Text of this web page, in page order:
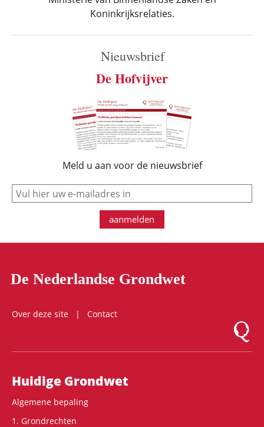
Koninkrijksrelaties.
Nieuwsbrief
De Hofvijver
Meld u aan voor de nieuwsbrief
e-mail
aanmelden
De Nederlandse Grondwet
Over deze site
Contact
Logo
Hoofdnavigatie
Huidige Grondwet
Algemene bepaling
1. Grondrechten